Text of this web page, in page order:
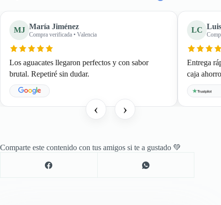
‹ ›
MJ María Jiménez
Compra verificada • Valencia
Los aguacates llegaron perfectos y con sabor
brutal. Repetiré sin dudar.
LC
Entrega
caja
Comparte este contenido con tus amigos si te a gustado 💚